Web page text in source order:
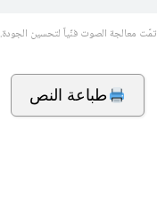
تمّت معالجة الصوت فنّياً لتحسين الجودة.
طباعة النص